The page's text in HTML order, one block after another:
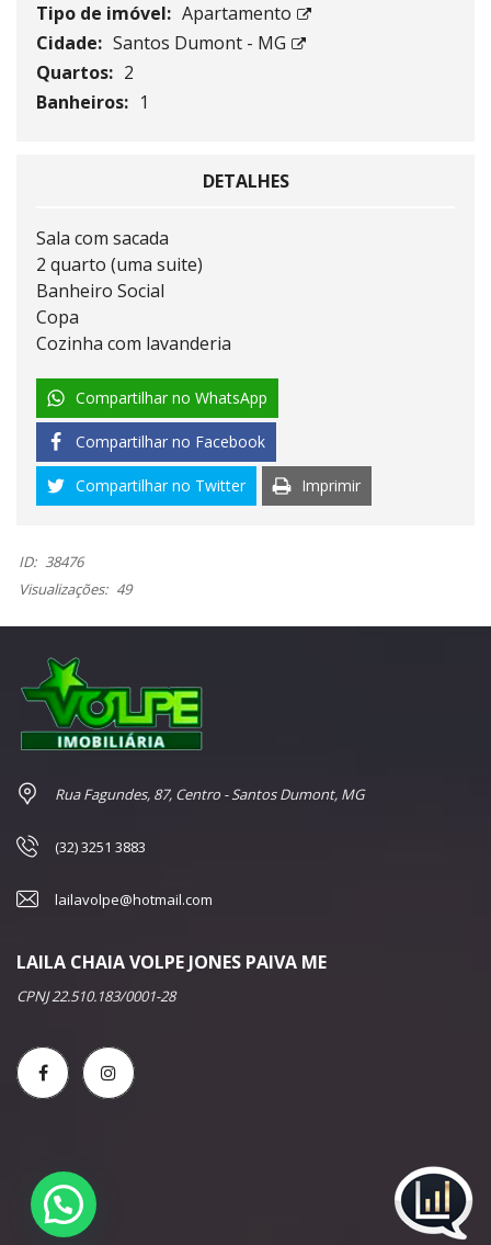
Tipo de imóvel: Apartamento
Cidade: Santos Dumont - MG
Quartos: 2
Banheiros: 1
DETALHES
Sala com sacada
2 quarto (uma suite)
Banheiro Social
Copa
Cozinha com lavanderia
Compartilhar no WhatsApp
Compartilhar no Facebook
Compartilhar no Twitter Imprimir
ID: 38476
Visualizações: 49
Rua Fagundes, 87, Centro - Santos Dumont, MG
(32) 3251 3883
lailavolpe@hotmail.com
LAILA CHAIA VOLPE JONES PAIVA ME
CPNJ 22.510.183/0001-28